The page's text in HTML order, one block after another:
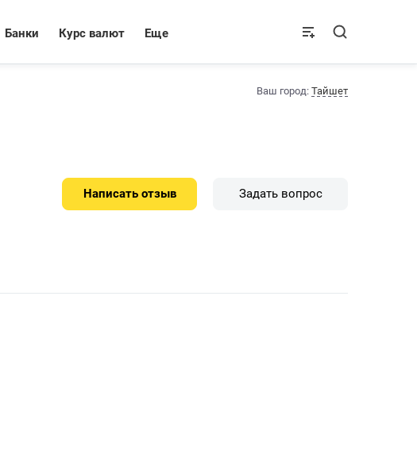
Банки Курс валют Еще
Ваш город: Тайшет
Написать отзыв Задать вопрос